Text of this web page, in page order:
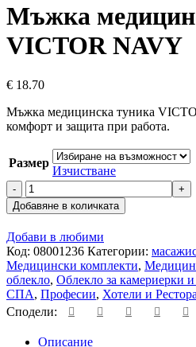
Мъжка
VICTOR NAVY
€ 18.70
Мъжка медицинска туника
комфорт и защита при работа.
Размер
Изчистване
Добавяне в количката
Добави в любими
Код: 08001236 Категории:
Медицински комплекти,
облекло, Облекло за камериерки
СПА, Професии, Хотели и
Сподели:
Описание